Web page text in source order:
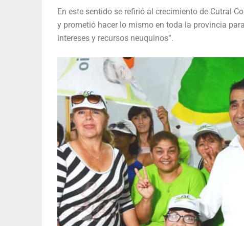
En este sentido se refirió al crecimiento de Cutral
y prometió hacer lo mismo en toda la provincia
intereses y recursos neuquinos”.